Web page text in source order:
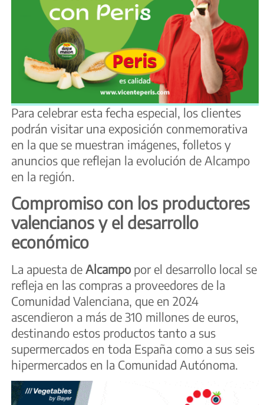
Para celebrar esta fecha especial, los clientes
podrán visitar una exposición conmemorativa
en la que se muestran imágenes, folletos y
anuncios que reflejan la evolución de Alcampo
en la región.
Compromiso con los productores
valencianos y el desarrollo
económico
La apuesta de Alcampo por el desarrollo local se
refleja en las compras a proveedores de la
Comunidad Valenciana, que en 2024
ascendieron a más de 310 millones de euros,
destinando estos productos tanto a sus
supermercados en toda España como a sus seis
hipermercados en la Comunidad Autónoma.